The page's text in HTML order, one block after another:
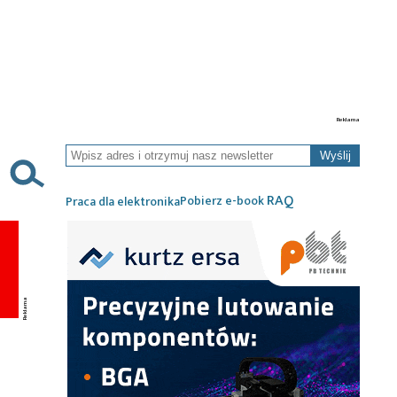
Wyślij
Praca dla elektronikaPobierz e-bookRAQ